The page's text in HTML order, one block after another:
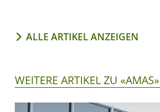
ALLE ARTIKEL ANZEIGEN
WEITERE ARTIKEL ZU «AMAS»